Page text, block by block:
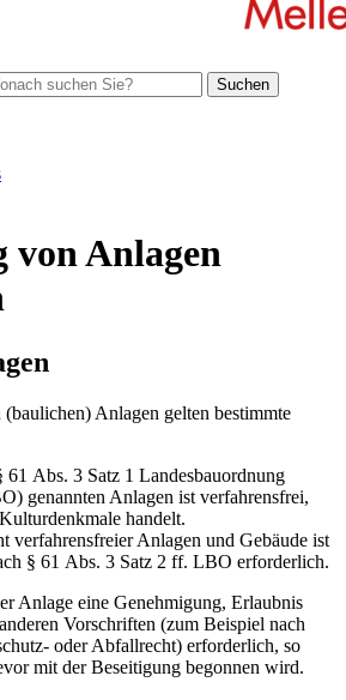
Suchen
von Anlagen
Anlagen gelten bestimmte
Abs. 3 Satz 1 Landesbauordnung
genannten Anlagen ist verfahrensfrei,
handelt.
verfahrensfreier Anlagen und Gebäude ist
§ 61 Abs. 3 Satz 2 ff. LBO erforderlich.
Anlage eine Genehmigung, Erlaubnis
Vorschriften (zum Beispiel nach
oder Abfallrecht) erforderlich, so
mit der Beseitigung begonnen wird.